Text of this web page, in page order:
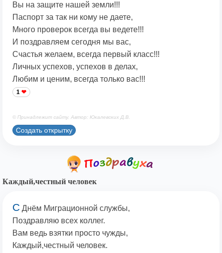
Вы на защите нашей земли!!!
Паспорт за так ни кому не даете,
Много проверок всегда вы ведете!!!
И поздравляем сегодня мы вас,
Счастья желаем, всегда первый класс!!!
Личных успехов, успехов в делах,
Любим и ценим, всегда только вас!!!
1
© Принадлежит сайту. Автор: Юкалевских Д.В.
Создать открытку
Каждый,честный человек
С Днём Миграционной службы,
Поздравляю всех коллег.
Вам ведь взятки просто чужды,
Каждый,честный человек.